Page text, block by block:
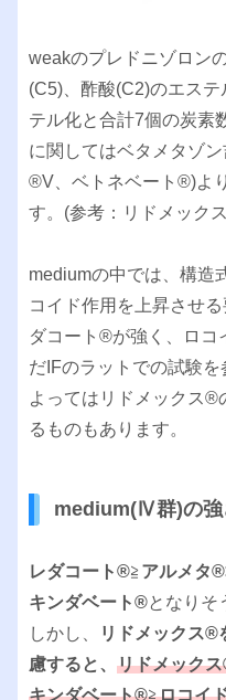
weakのプレドニゾロン
(C5)、酢酸(C2)のエス
テル化と合計7個の炭素
に関してはベタメタゾ
®︎V、ベトネベート®︎)よ
す。(参考：リドメック
mediumの中では、構造
コイド作用を上昇させ
ダコート®︎が強く、ロコ
だIFのラットでの試験
よってはリドメックス®︎
るものもあります。
medium(Ⅳ群)の強
レダコート®︎≧ アルメタ
キンダベート®︎となりそ
しかし、
リドメックス®︎
慮すると、 リドメック
キンダベート®︎≧ロコイ